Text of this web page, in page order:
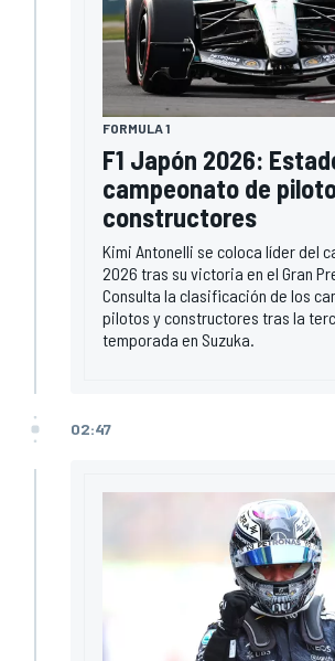
FORMULA 1
F1 Japón 2026:
campeonato de
constructores
Kimi Antonelli se coloca líder del
2026 tras su victoria en el Gran
Consulta la clasificación de los
pilotos y constructores tras la
temporada en Suzuka.
02:47